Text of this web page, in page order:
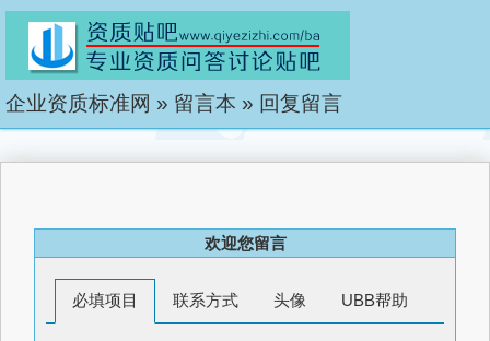
企业资质标准网 » 留言本 » 回复留言
欢迎您留言
必填项目 联系方式 头像 UBB帮助